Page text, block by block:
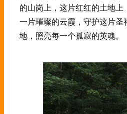
的山岗上，这片红红的土地
一片璀璨的云霞，守护这片
地，照亮每一个孤寂的英魂。